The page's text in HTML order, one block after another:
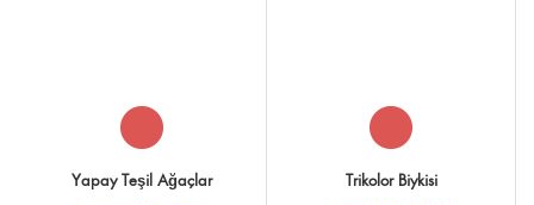
Yapay Teşil Ağaçlar Trikolor Biykisi